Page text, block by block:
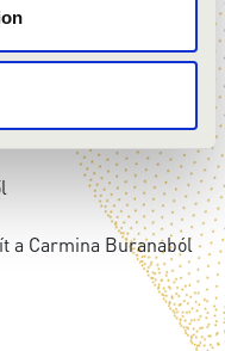
a Carmina Buranaból